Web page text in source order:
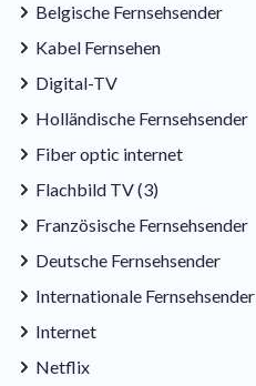
Belgische Fernsehsender
Kabel Fernsehen
Digital-TV
Holländische Fernsehsender
Fiber optic internet
Flachbild TV (3)
Französische Fernsehsender
Deutsche Fernsehsender
Internationale Fernsehsender
Internet
Netflix